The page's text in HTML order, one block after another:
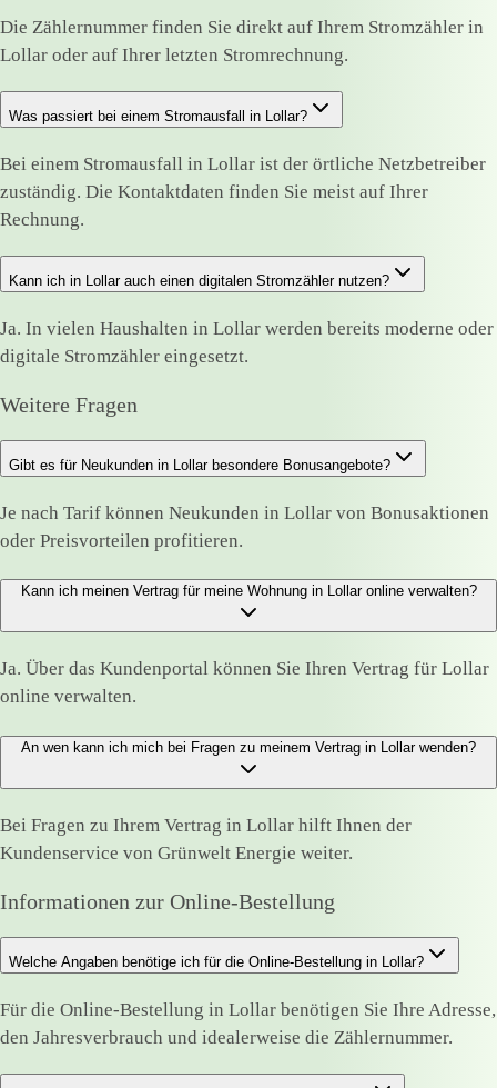
Die Zählernummer finden Sie direkt auf Ihrem Stromzähler in
Lollar oder auf Ihrer letzten Stromrechnung.
Was passiert bei einem Stromausfall in Lollar?
Bei einem Stromausfall in Lollar ist der örtliche Netzbetreiber
zuständig. Die Kontaktdaten finden Sie meist auf Ihrer
Rechnung.
Kann ich in Lollar auch einen digitalen Stromzähler nutzen?
Ja. In vielen Haushalten in Lollar werden bereits moderne oder
digitale Stromzähler eingesetzt.
Weitere Fragen
Gibt es für Neukunden in Lollar besondere Bonusangebote?
Je nach Tarif können Neukunden in Lollar von Bonusaktionen
oder Preisvorteilen profitieren.
Kann ich meinen Vertrag für meine Wohnung in Lollar online verwalten?
Ja. Über das Kundenportal können Sie Ihren Vertrag für Lollar
online verwalten.
An wen kann ich mich bei Fragen zu meinem Vertrag in Lollar wenden?
Bei Fragen zu Ihrem Vertrag in Lollar hilft Ihnen der
Kundenservice von Grünwelt Energie weiter.
Informationen zur Online-Bestellung
Welche Angaben benötige ich für die Online-Bestellung in Lollar?
Für die Online-Bestellung in Lollar benötigen Sie Ihre Adresse,
den Jahresverbrauch und idealerweise die Zählernummer.